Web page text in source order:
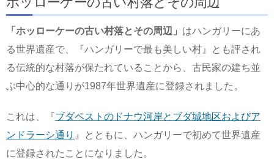
「ホッローケーの古い村落とその周辺」 はハンガリーにあ
る世界遺産で、『ハンガリーで最も美しい村』とも評され
る伝統的な村落が保たれていることから、古民家の建ち並
ぶ中心的な通りが1987年世界遺産に登録されました。
これは、『ブダペストのドナウ河岸とブダ城地区およびア
ンドラーシ通り 』とともに、ハンガリーで初めて世界遺産
に登録されたことになりました。